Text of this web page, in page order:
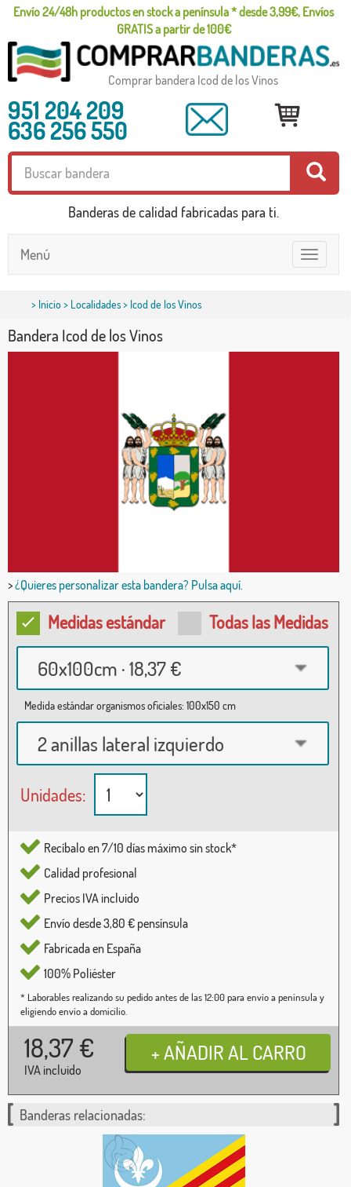
Envío 24/48h productos en stock a península * desde 3,99€, Envíos
GRATIS a partir de 100€
Comprar bandera Icod de los Vinos
951 204 209
636 256 550
Banderas de calidad fabricadas para ti.
Toggle
navigation
Menú
> Inicio> Localidades> Icod de los Vinos
Bandera Icod de los Vinos
>¿Quieres personalizar esta bandera? Pulsa aquí.
Medidas estándar Todas las Medidas
60x100cm · 18,37 €
Medida estándar organismos oficiales: 100x150 cm
2 anillas lateral izquierdo
Unidades:
Recíbalo en 7/10 días máximo sin stock*
Calidad profesional
Precios IVA incluido
Envío desde 3,80 € pensínsula
Fabricada en España
100% Poliéster
* Laborables realizando su pedido antes de las 12:00 para envío a península y
eligiendo envío a domicilio.
18,37 €
IVA incluido
Banderas relacionadas: